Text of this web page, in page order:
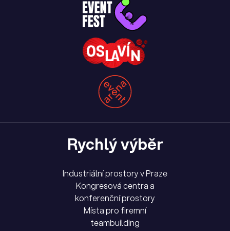
Rychlý výběr
Industriální prostory v Praze
Kongresová centra a
konferenční prostory
Místa pro firemní
teambuilding